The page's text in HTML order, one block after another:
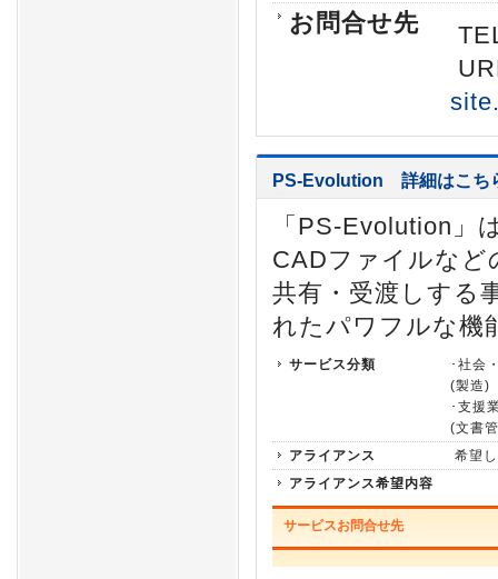
お問合せ先
PS-Evolution 詳細はこち
「PS-Evolution」
CADファイルなど
共有・受渡しする
れたパワフルな機
サービス分類
･社会
(製造)
･支援
(文書
アライアンス
希望
アライアンス希望内容
サービスお問合せ先